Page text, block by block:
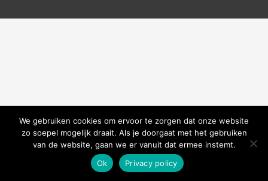
We gebruiken cookies om ervoor te zorgen dat onze website
zo soepel mogelijk draait. Als je doorgaat met het gebruiken
van de website, gaan we er vanuit dat ermee instemt.
Ok
Privacy policy